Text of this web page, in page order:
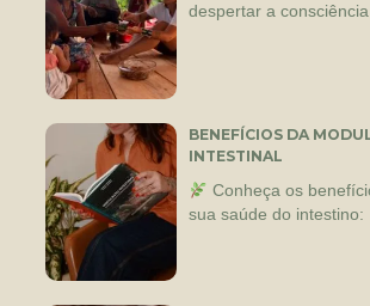
despertar a
BENEFÍCIOS DA
INTESTINAL
Conheça os
sua saúde do intestino: